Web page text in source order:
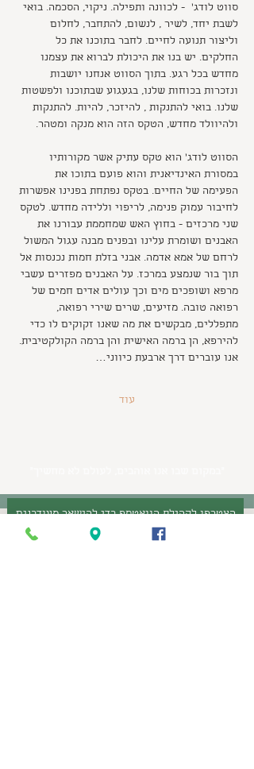
סווט לודג'  - לכוונה ותפילה. ניקוי, הסכמה. בואי
לשבת יחד, לשיר , לנשום, להתחבר, לחלום
וליצור תנועה לחיים. לחבר בתוכנו את כל
החלקים. יש בנו את היכולת לברוא את עצמנו
מחדש בכל רגע. בתוך הסווט אנחנו יושבות
ונזכרות בכוחות שלנו, בגעגוע שבתוכנו ולפשטות
שלנו. בואי להתנקות , להיזכר, להיות. להתנקות
ולהיוולד מחדש, הטקס הזה הוא מנקה ומטהר.
הסווט לודג' הוא טקס עתיק אשר מקורותיו
במסורת האינדיאנית והוא פועם בתוכו את
הפעימה של החיים. בטקס נפתחת בפנינו אפשרות
לחיבור עמוק פנימה, לריפוי וללידה מחדש. לטקס
שני מרכזים - בחוץ האש שמחממת עבורנו את
האבנים ושומרת עלינו ובפנים מבנה עגול המשול
לרחם של אמא אדמה. אבני בזלת חמות נכנסות אל
תוך בור שנמצע במרכז. על האבנים מפזרים עשבי
מרפא ושופכים מים וכך עולים אדים חמים של
רפואה טובה. מזיעים, שרים שירי רפואה,
מתפללים, מבקשים את מה שאנו זקוקים לו כדי
להירפא, הן ברמה האישית והן ברמה הקולקטיבית.
אנו עוברים דרך ארבעת כיווני…
עוד
הצטרפו לקהילת הוואטספ כדי להישאר מעודכנים